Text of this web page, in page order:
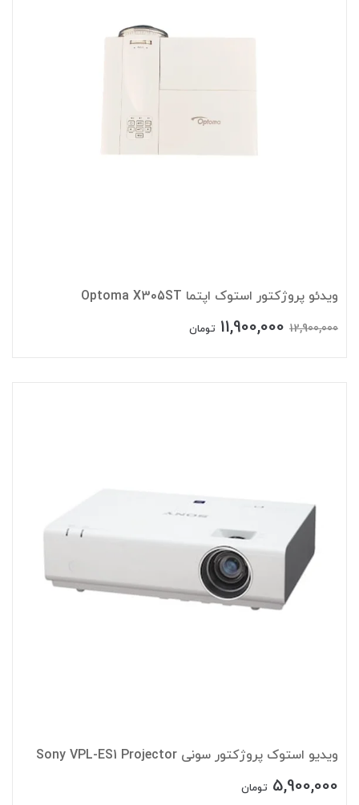
ویدئو پروژکتور استوک اپتما Optoma X305ST
12,900,000
11,900,000 تومان
ویدیو استوک پروژکتور سونی Sony VPL-ES1 Projector
5,900,000 تومان